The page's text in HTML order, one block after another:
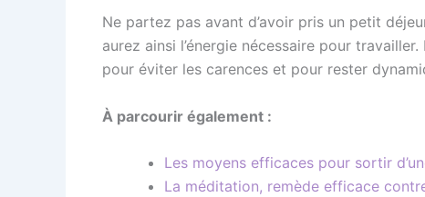
Ne partez pas avant d’avoir pris un petit
aurez ainsi l’énergie nécessaire pour
pour éviter les carences et pour rester
À parcourir également :
Les moyens efficaces pour sortir
La méditation, remède efficace